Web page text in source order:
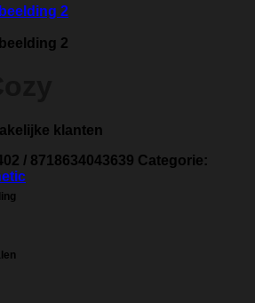
klanten
/ 8718634043639 Categorie: